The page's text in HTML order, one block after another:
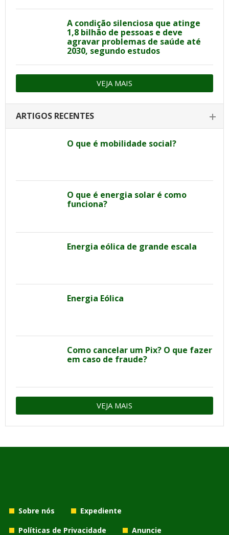
A condição silenciosa que atinge
1,8 bilhão de pessoas e deve
agravar problemas de saúde até
2030, segundo estudos
VEJA MAIS
ARTIGOS RECENTES
O que é mobilidade social?
O que é energia solar é como
funciona?
Energia eólica de grande escala
Energia Eólica
Como cancelar um Pix? O que fazer
em caso de fraude?
VEJA MAIS
Sobre nós
Expediente
Políticas de Privacidade
Anuncie